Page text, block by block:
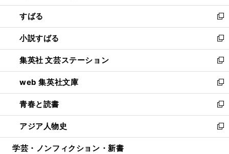
開
く
ウ
で
開
く
ン
ド
ウ
で
開
く
すばる
新
し
い
ウ
ィ
ン
ド
ウ
で
開
く
小説すばる
新
し
い
ウ
ィ
ン
ド
ウ
で
開
集英社 文芸ステーション
新
し
い
ウ
ィ
ン
ド
ウ
web 集英社文庫
新
し
い
ウ
ィ
ン
青春と読書
新
し
い
ウ
アジア人物史
新
し
学芸・ノンフィクション・新書